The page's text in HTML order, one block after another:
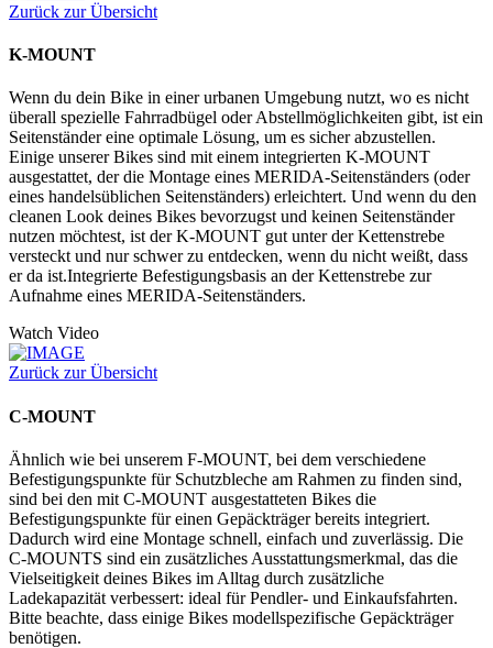
Zurück zur Übersicht
K-MOUNT
Wenn du dein Bike in einer urbanen Umgebung nutzt, wo es nicht
überall spezielle Fahrradbügel oder Abstellmöglichkeiten gibt, ist ein
Seitenständer eine optimale Lösung, um es sicher abzustellen.
Einige unserer Bikes sind mit einem integrierten K-MOUNT
ausgestattet, der die Montage eines MERIDA-Seitenständers (oder
eines handelsüblichen Seitenständers) erleichtert. Und wenn du den
cleanen Look deines Bikes bevorzugst und keinen Seitenständer
nutzen möchtest, ist der K-MOUNT gut unter der Kettenstrebe
versteckt und nur schwer zu entdecken, wenn du nicht weißt, dass
er da ist.Integrierte Befestigungsbasis an der Kettenstrebe zur
Aufnahme eines MERIDA-Seitenständers.
Watch Video
Zurück zur Übersicht
C-MOUNT
Ähnlich wie bei unserem F-MOUNT, bei dem verschiedene
Befestigungspunkte für Schutzbleche am Rahmen zu finden sind,
sind bei den mit C-MOUNT ausgestatteten Bikes die
Befestigungspunkte für einen Gepäckträger bereits integriert.
Dadurch wird eine Montage schnell, einfach und zuverlässig. Die
C-MOUNTS sind ein zusätzliches Ausstattungsmerkmal, das die
Vielseitigkeit deines Bikes im Alltag durch zusätzliche
Ladekapazität verbessert: ideal für Pendler- und Einkaufsfahrten.
Bitte beachte, dass einige Bikes modellspezifische Gepäckträger
benötigen.